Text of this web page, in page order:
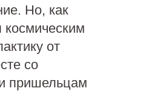
Но, как
от
со
пришельцам